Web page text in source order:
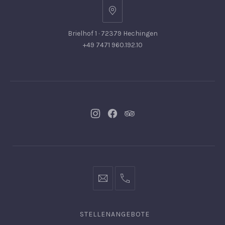
Brielhof 1 · 72379 Hechingen
+49 7471 960.192.10
NeuesNeuesNeues
info@hofgut-0049747196019210
STELLENANGEBOTE